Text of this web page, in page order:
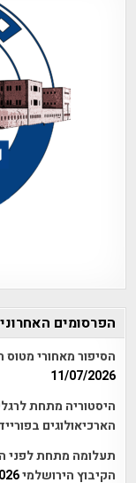
הפרסומים
הסיפור מאחורי מטוס
11/07/2026
היסטוריה מתחת
הארכיאולוגים
תעלומה מתחת לפני
הקיבוץ הירושלמי